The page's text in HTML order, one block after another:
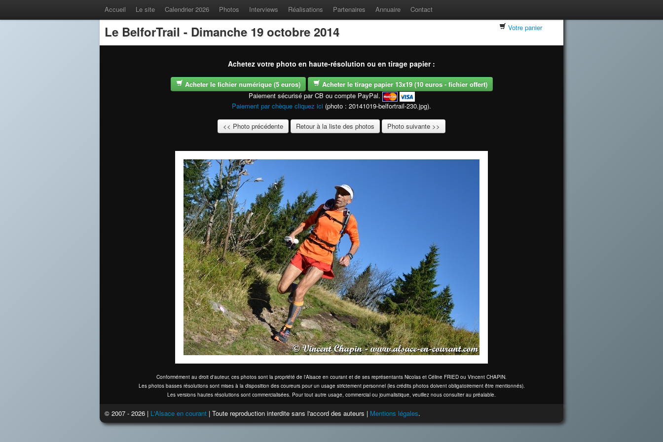
Accueil Le site Calendrier 2026 Photos Interviews Réalisations Partenaires Annuaire Contact
Le BelforTrail - Dimanche 19 octobre 2014 Votre panier
Achetez votre photo en haute-résolution ou en tirage papier :
Acheter le fichier numérique (5 euros)
Acheter le tirage papier 13x19 (10 euros - fichier offert)
Paiement sécurisé par CB ou compte PayPal.
Paiement par chèque cliquez ici (photo : 20141019-belfortrail-230.jpg).
<< Photo précédente Retour à la liste des photos Photo suivante >>
Conformément au droit d'auteur, ces photos sont la propriété de l'Alsace en courant et de ses représentants Nicolas et Céline FRIED ou Vincent CHAPIN.
Les photos basses résolutions sont mises à la disposition des coureurs pour un usage strictement personnel (les crédits photos doivent obligatoirement être mentionnés).
Les versions hautes résolutions sont commercialisées. Pour tout autre usage, commercial ou journalistique, veuillez nous consulter au préalable.
© 2007 - 2026 | L'Alsace en courant | Toute reproduction interdite sans l'accord des auteurs | Mentions légales.